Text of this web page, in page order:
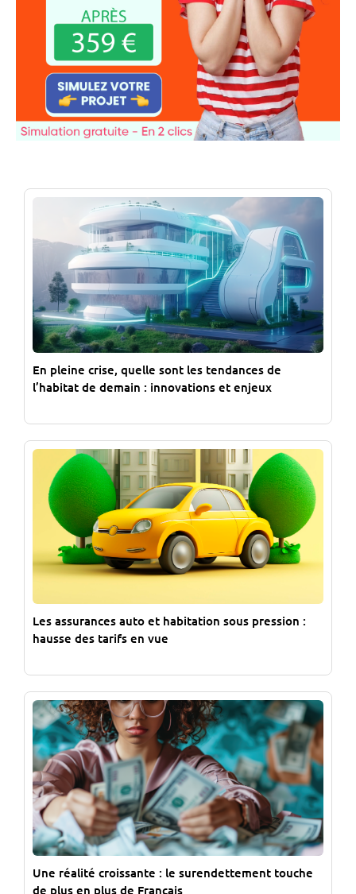
En pleine crise, quelle sont les tendances de
l’habitat de demain : innovations et enjeux
Les assurances auto et habitation sous pression :
hausse des tarifs en vue
Une réalité croissante : le surendettement touche
de plus en plus de Français